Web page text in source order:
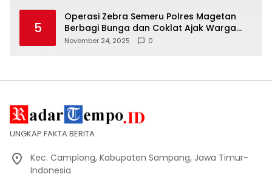
5
Operasi Zebra Semeru Polres Magetan
Berbagi Bunga dan Coklat Ajak Warga
Tertib Lalin
November 24, 2025 0
UNGKAP FAKTA BERITA
Kec. Camplong, Kabupaten Sampang, Jawa Timur-
Indonesia